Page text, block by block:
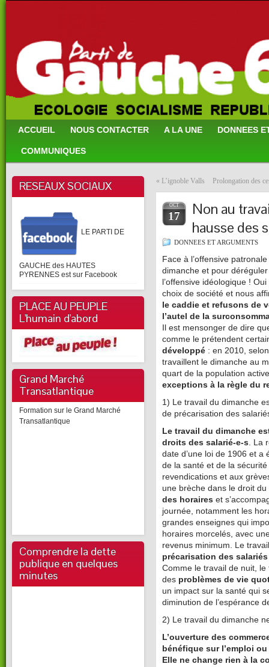
ACCUEIL NOUS CONTACTER A LA UNE DONNEES
COMMUNIQUES
RESEAUX SOCIAUX
LE PARTI DE
GAUCHE des HAUTES
PYRENNES est sur Facebook
PLACE AU PEUPLE
L'humain d'abord
Grand Marché
Transatlantique
Formation sur le Grand Marché
Transatlantique
Comprendre la dette
publique en quelques
minutes
« L’ignoble Valls Prolongation des
OCT
17
Non au
hausse des
DONNEES ET ARGUMENTS
Face à l’offensive
dimanche et pour
l’offensive idéologique !
choix de société et nous
le caddie et refusons de
l’autel de la
Il est mensonger de dire
comme le prétendent
développé : en 2010,
travaillent le dimanche au
quart de la population
exceptions à la règle du
1) Le travail du dimanche
de précarisation des
Le travail du dimanche
droits des salarié-e-s. La
date d’une loi de 1906 et
de la santé et de la
revendications et aux
une brèche dans le droit
des horaires et
journée, notamment les
grandes enseignes qui
horaires morcelés, avec
revenus minimum. Le
précarisation des
Comme le travail de nuit,
des problèmes de vie
un impact sur la santé qui
diminution de l’espérance
2) Le travail du dimanche
L’ouverture des
bénéfique sur l’emploi ou
Elle ne change rien à la